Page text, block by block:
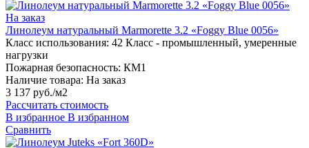
На заказ
Линолеум натуральный Marmorette 3.2 «Foggy Blue 0056»
Класс использования: 42 Класс - промышленный, умеренные
нагрузки
Пожарная безопасность: КМ1
Наличие товара: На заказ
3 137 руб./м2
Рассчитать стоимость
В избранное В избранном
Сравнить